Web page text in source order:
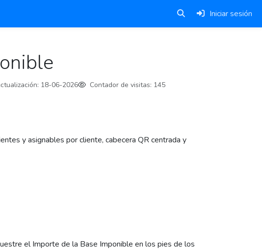
Iniciar sesión
18-06-2026 Contador de visitas: 145
y asignables por cliente, cabecera QR centrada y
el Importe de la Base Imponible en los pies de los